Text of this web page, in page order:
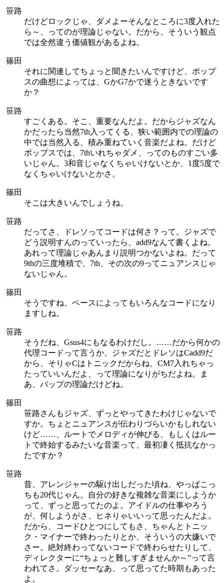
笹路
だけどロックじゃ、ダメよーそんなところに3度入れた
ら～、ってのが理論じゃない。だから、そういう観点
では全然違う価値観があるよね。
篠田
それに関連してちょっと聞きたいんですけど、ポップ
スの曲想によっては、GかG7かで迷うときないです
か？
笹路
すごくある。そこ、重要なんだよ。だからジャズなん
かだったら当然7th入ってくる、狭い範囲内での理論の
中では当然入る、積み重ねていく音楽だよね。だけど
ポップスでは、7thいれちゃダメ、ってのものすごい多
いじゃん。3和音じゃなくちゃいけないとか、1度5度で
なくちゃいけないとかさ。
篠田
そこは大きいんでしょうね。
笹路
だってさ、ドレソってコードは何さ？って。ジャズで
どう説明すんのっていったら、add9なんて書くよね。
あれって理論じゃあんまり説明つかないよね。だって
9thの三度堆積で、7th、その次の9ってニュアンスじゃ
ないじゃん。
篠田
そうですね、ベースによってもいろんなコードになり
ますしね。
笹路
そうだね、Gsus4にもなるわけだし。……だから何かの
代理コードって言うか、ジャズだとドレソはCadd9だ
から、そりゃCはトニックだからね、CM7入れちゃっ
たっていいんだよ、って理論になりがちだよね。ま
あ、バップの理論だけどね。
篠田
笹路さんもジャズ、ずっとやってきたわけじゃないで
すか。ちょとニュアンスが伝わりづらいかもしれない
けど……、ルートでメロディが伸びる、もしくはルー
トで終始するみたいな音楽って、最初凄く抵抗なかっ
たですか？
笹路
昔、アレンジャーの駆け出しだった頃ね、やっぱこっ
ちも20代じゃん。自分の好きな複雑な音楽にしようか
って、ずっと思ってたのよ。アイドルの仕事やろう
が、何しようがさ、ヒネりゃいいって思ったんだよ。
だから、コードひとつにしてもさ、ちゃんとトニッ
ク・マイナーで終わったりとか、そういうの大嫌いで
さー。絶対終わってないコードで終わらせたりして、
ディレクターに“ちょっと難しすぎませんか～”って言
われてさ。ダッセーなあ、って思ってた時期もあった
よ。